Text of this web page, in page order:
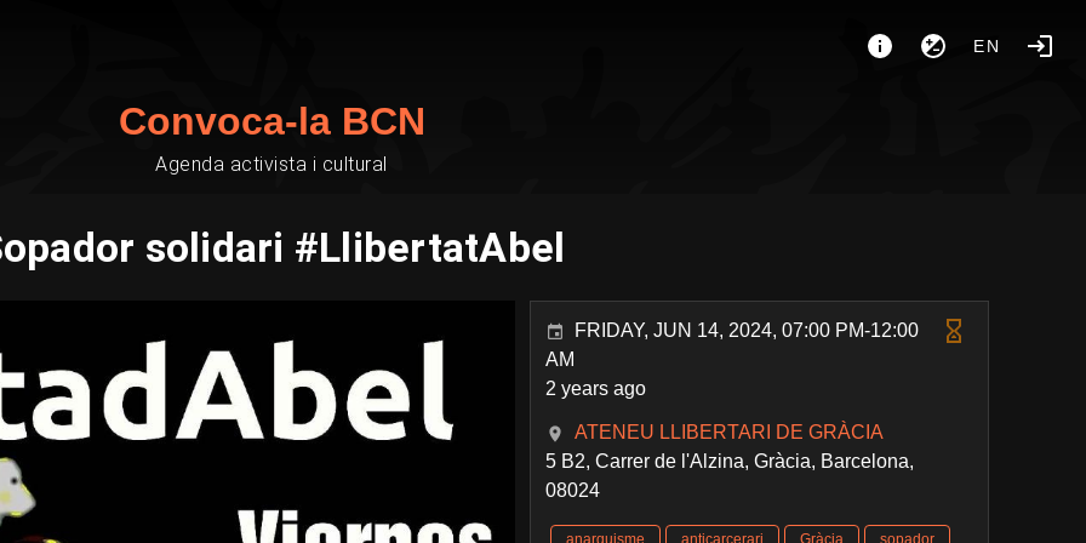
EN
Convoca-la BCN
Agenda activista i cultural
solidari #LlibertatAbel
FRIDAY, JUN 14, 2024, 07:00 PM-12:00
AM
2 years ago
ATENEU LLIBERTARI DE GRÀCIA
5 B2, Carrer de l'Alzina, Gràcia, Barcelona,
08024
anarquisme anticarcerari Gràcia sopador